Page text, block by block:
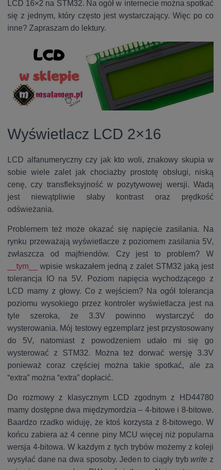
LCD 16×2 na STM32. Na ogół w internecie można spotkać
się z jednym, który często jest wystarczający. Więc po co
inne? Zapraszam do lektury.
Wyświetlacz LCD 2×16
LCD alfanumeryczny czy jak kto woli, znakowy skupia w
sobie wiele zalet jak chociażby prostotę obsługi, niską
cenę, czy transfleksyjność w pozytywowej wersji. Wadą
jest niewątpliwie słaby kontrast oraz prędkość
odświeżania.
Problemem też może okazać się napięcie zasilania. Na
rynku przeważają wyświetlacze z poziomem zasilania 5V,
zwłaszcza od majfriendów. Czy jest to problem? W
__tym__
wpisie wskazałem jedną z zalet STM32 jaką jest
tolerancja IO na 5V. Poziom napięcia wychodzącego z
LCD mamy z głowy. Co z wejściem? Na ogół tolerancja
poziomu wysokiego przez kontroler wyświetlacza jest na
tyle szeroka, że 3.3V powinno wystarczyć do
wysterowania. Mój testowy egzemplarz jest przystosowany
do 5V, natomiast z powodzeniem udało mi się go
wysterować z STM32. Można też dorwać wersję 3.3V
ponieważ coraz częściej można takie spotkać, ale za
“extra” można “extra” dopłacić.
Do rozmowy z klasycznym LCD zgodnym z HD44780
mamy dostępne dwa międzymordzia – 4-bitowe i 8-bitowe.
Baardzo rzadko widuję, że ktoś korzysta z 8-bitowego. W
końcu zabiera aż 4 cenne piny MCU więcej niż popularna
wersja 4-bitowa. W każdym z tych trybów możemy z koleji
wysyłać dane na dwa sposoby. Jeden to ciągły tryb write z